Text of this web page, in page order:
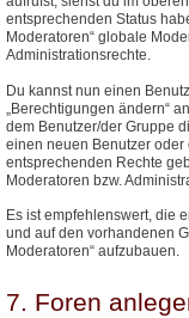
entsprechenden Status
Moderatoren“ globale
Administrationsrechte.
Du kannst nun einen
„Berechtigungen ändern“
dem Benutzer/der Gruppe
einen neuen Benutzer
entsprechenden Rechte
Moderatoren bzw.
Es ist empfehlenswert, die
und auf den vorhandenen
Moderatoren“ aufzubauen.
7. Foren